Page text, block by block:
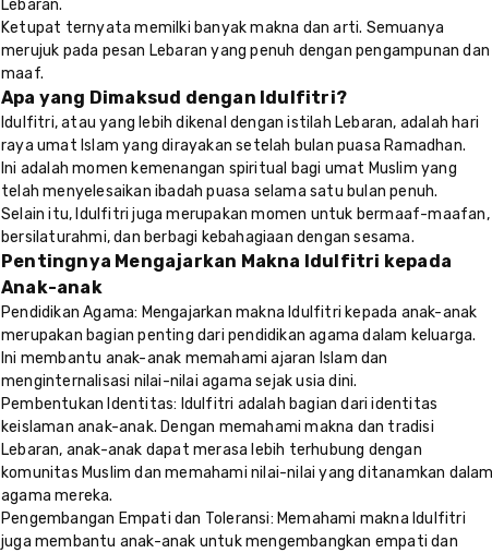
Lebaran.
Ketupat ternyata memilki banyak makna dan arti. Semuanya
merujuk pada pesan Lebaran yang penuh dengan pengampunan dan
maaf.
Apa yang Dimaksud dengan Idulfitri?
Idulfitri, atau yang lebih dikenal dengan istilah Lebaran, adalah hari
raya umat Islam yang dirayakan setelah bulan puasa Ramadhan.
Ini adalah momen kemenangan spiritual bagi umat Muslim yang
telah menyelesaikan ibadah puasa selama satu bulan penuh.
Selain itu, Idulfitri juga merupakan momen untuk bermaaf-maafan,
bersilaturahmi, dan berbagi kebahagiaan dengan sesama.
Pentingnya Mengajarkan Makna Idulfitri kepada
Anak-anak
Pendidikan Agama: Mengajarkan makna Idulfitri kepada anak-anak
merupakan bagian penting dari pendidikan agama dalam keluarga.
Ini membantu anak-anak memahami ajaran Islam dan
menginternalisasi nilai-nilai agama sejak usia dini.
Pembentukan Identitas: Idulfitri adalah bagian dari identitas
keislaman anak-anak. Dengan memahami makna dan tradisi
Lebaran, anak-anak dapat merasa lebih terhubung dengan
komunitas Muslim dan memahami nilai-nilai yang ditanamkan
agama mereka.
Pengembangan Empati dan Toleransi: Memahami makna Idulfitri
juga membantu anak-anak untuk mengembangkan empati dan